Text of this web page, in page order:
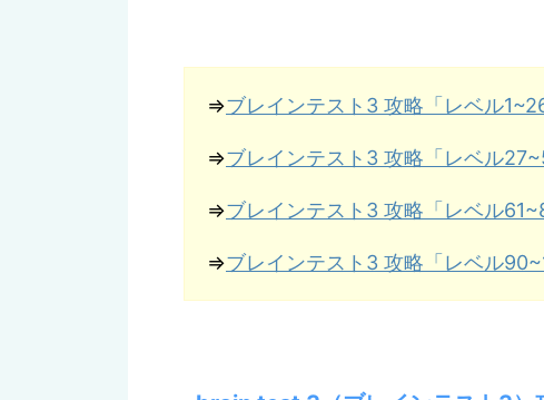
⇒ブレインテスト3 攻略「レベル
⇒ブレインテスト3 攻略「レベル
⇒ブレインテスト3 攻略「レベル
⇒ブレインテスト3 攻略「レベル